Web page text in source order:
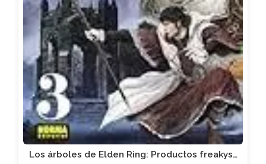
Los árboles de Elden Ring: Productos freakys…